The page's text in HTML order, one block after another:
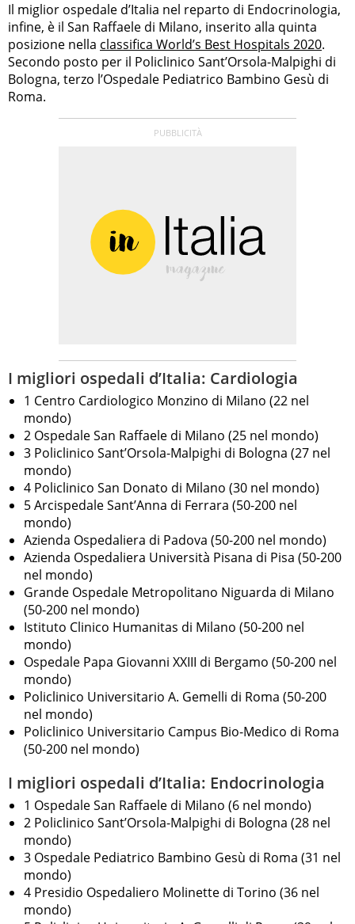
Il miglior ospedale d’Italia nel reparto di Endocrinologia,
infine, è il San Raffaele di Milano, inserito alla quinta
posizione nella classifica World’s Best Hospitals 2020.
Secondo posto per il Policlinico Sant’Orsola-Malpighi di
Bologna, terzo l’Ospedale Pediatrico Bambino Gesù di
Roma.
I migliori ospedali d’Italia: Cardiologia
1 Centro Cardiologico Monzino di Milano (22 nel
mondo)
2 Ospedale San Raffaele di Milano (25 nel mondo)
3 Policlinico Sant’Orsola-Malpighi di Bologna (27 nel
mondo)
4 Policlinico San Donato di Milano (30 nel mondo)
5 Arcispedale Sant’Anna di Ferrara (50-200 nel
mondo)
Azienda Ospedaliera di Padova (50-200 nel mondo)
Azienda Ospedaliera Università Pisana di Pisa (50-200
nel mondo)
Grande Ospedale Metropolitano Niguarda di Milano
(50-200 nel mondo)
Istituto Clinico Humanitas di Milano (50-200 nel
mondo)
Ospedale Papa Giovanni XXIII di Bergamo (50-200 nel
mondo)
Policlinico Universitario A. Gemelli di Roma (50-200
nel mondo)
Policlinico Universitario Campus Bio-Medico di Roma
(50-200 nel mondo)
I migliori ospedali d’Italia: Endocrinologia
1 Ospedale San Raffaele di Milano (6 nel mondo)
2 Policlinico Sant’Orsola-Malpighi di Bologna (28 nel
mondo)
3 Ospedale Pediatrico Bambino Gesù di Roma (31 nel
mondo)
4 Presidio Ospedaliero Molinette di Torino (36 nel
mondo)